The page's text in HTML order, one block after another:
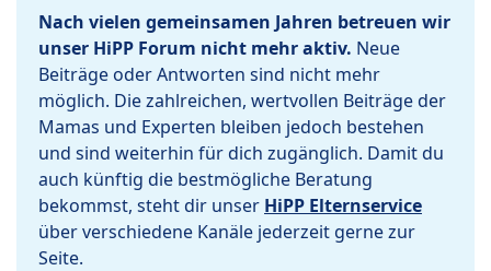
Nach vielen gemeinsamen Jahren betreuen wir
unser HiPP Forum nicht mehr aktiv. Neue
Beiträge oder Antworten sind nicht mehr
möglich. Die zahlreichen, wertvollen Beiträge der
Mamas und Experten bleiben jedoch bestehen
und sind weiterhin für dich zugänglich. Damit du
auch künftig die bestmögliche Beratung
bekommst, steht dir unser HiPP Elternservice
über verschiedene Kanäle jederzeit gerne zur
Seite.